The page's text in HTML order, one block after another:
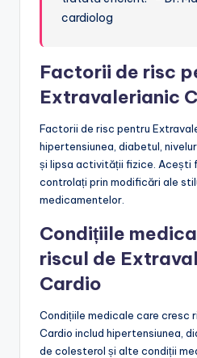
cardiolog
Factorii de risc
Extravalerianic
Factorii de risc pentru
hipertensiunea, diabetul,
și lipsa activității fizice. Acești
controlați prin modificări ale
medicamentelor.
Condițiile
riscul de
Cardio
Condițiile medicale care cresc
Cardio includ hipertensiunea,
de colesterol și alte condiții